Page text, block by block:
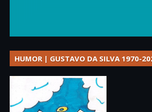
HUMOR | GUSTAVO DA SILVA 1970-